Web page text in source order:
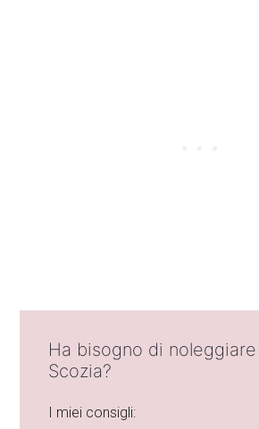
Ha bisogno di noleggiare
Scozia?
I miei consigli: